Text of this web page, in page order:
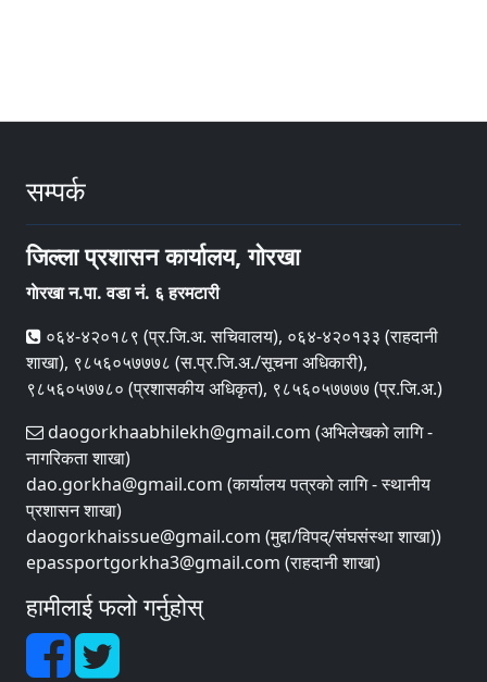
सम्पर्क
जिल्ला प्रशासन कार्यालय, गाेरखा
गाेरखा न.पा. वडा नं. ६ हरमटारी
०६४-४२०१८९ (प्र.जि.अ. सचिवालय), ०६४-४२०१३३ (राहदानी
शाखा), ९८५६०५७७७८ (स.प्र.जि.अ./सूचना अधिकारी),
९८५६०५७७८० (प्रशासकीय अधिकृत), ९८५६०५७७७७ (प्र.जि.अ.)
daogorkhaabhilekh@gmail.com (अभिलेखको लागि -
नागरिकता शाखा)
dao.gorkha@gmail.com (कार्यालय पत्रको लागि - स्थानीय
प्रशासन शाखा)
daogorkhaissue@gmail.com (मुद्दा/विपद्/संघसंस्था शाखा))
epassportgorkha3@gmail.com (राहदानी शाखा)
हामीलाई फलो गर्नुहोस्